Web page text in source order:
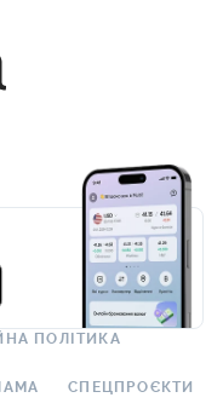
ПОЛІТИКА
СПЕЦПРОЄКТИ